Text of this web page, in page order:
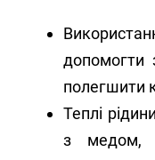
допомогти
полегшити
Теплі
з медом,